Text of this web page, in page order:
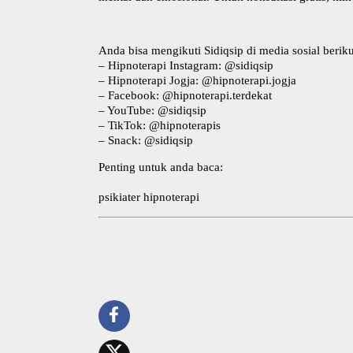
Anda bisa mengikuti Sidiqsip di media sosial
– Hipnoterapi Instagram: @sidiqsip
– Hipnoterapi Jogja: @hipnoterapi.jogja
– Facebook: @hipnoterapi.terdekat
–YouTube: @sidiqsip
– TikTok: @hipnoterapis
– Snack: @sidiqsip
Penting untuk anda baca:
psikiater hipnoterapi